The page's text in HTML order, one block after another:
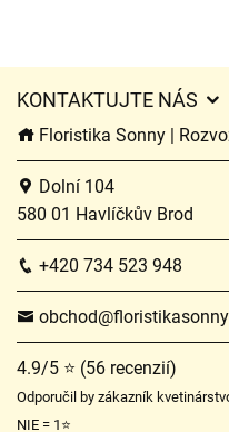
KONTAKTUJTE NÁS
Floristika Sonny |
Dolní 104
580 01 Havlíčkův Brod
+420 734 523 948
4.9/5 ⭐ (56 recenzií)
Odporučil by zákazník
NIE = 1⭐